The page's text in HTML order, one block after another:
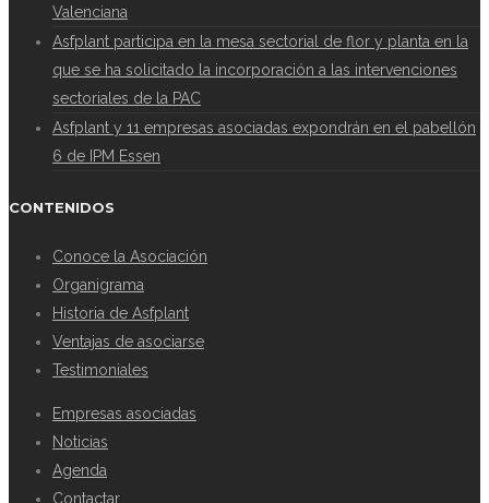
Valenciana
Asfplant participa en la mesa sectorial de flor y planta en la
que se ha solicitado la incorporación a las intervenciones
sectoriales de la PAC
Asfplant y 11 empresas asociadas expondrán en el pabellón
6 de IPM Essen
CONTENIDOS
Conoce la Asociación
Organigrama
Historia de Asfplant
Ventajas de asociarse
Testimoniales
Empresas asociadas
Noticias
Agenda
Contactar